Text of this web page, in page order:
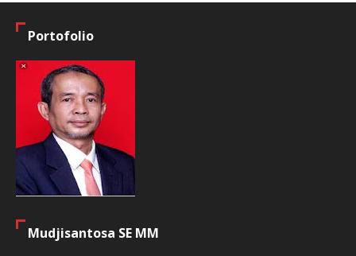
Portofolio
Mudjisantosa SE MM